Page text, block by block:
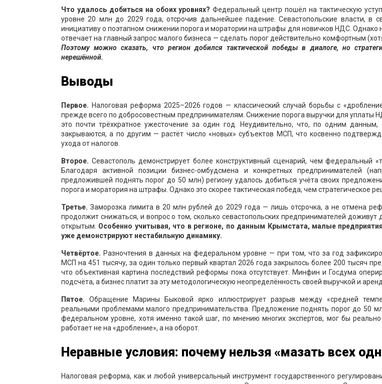
Что удалось добиться на обоих уровнях? Федеральный центр пошёл на тактическую
уровне 20 млн до 2029 года, отсрочив дальнейшее падение. Севастопольские власти, в
инициативу о поэтапном снижении порога и моратории на штрафы для новичков НДС. Однако
отвечает на главный запрос малого бизнеса — сделать порог действительно комфортным
Поэтому можно сказать, что регион добился тактической победы в диалоге, но
нерешённой.
Выводы
Первое. Налоговая реформа 2025–2026 годов — классический случай борьбы с
прежде всего по добросовестным предпринимателям. Снижение порога выручки для уплаты
это почти трёхкратное ужесточение за один год. Неудивительно, что, по одним данным,
закрываются, а по другим — растёт число «новых» субъектов МСП, что косвенно
ухода от налогов.
Второе. Севастополь демонстрирует более конструктивный сценарий, чем федеральный
Благодаря активной позиции бизнес-омбудсмена и конкретных предпринимателей
предложившей поднять порог до 50 млн) региону удалось добиться учёта своих
порога и моратория на штрафы. Однако это скорее тактическая победа, чем стратегическое
Третье. Заморозка лимита в 20 млн рублей до 2029 года — лишь отсрочка, а не отмена
продолжит снижаться, и вопрос о том, сколько севастопольских предпринимателей доживут
открытым. Особенно учитывая, что в регионе, по данным Крымстата, малые
уже демонстрируют нестабильную динамику.
Четвёртое. Разночтения в данных на федеральном уровне — при том, что за год
МСП на 451 тысячу, за один только первый квартал 2026 года закрылось более 200 тысяч
что объективная картина последствий реформы пока отсутствует. Минфин и Госдума
подсчёта, а бизнес платит за эту методологическую неопределённость своей выручкой и
Пятое. Обращение Марины Быковой ярко иллюстрирует разрыв между «средней
реальными проблемами малого предпринимательства. Предложение поднять порог до 50
федеральном уровне, хотя именно такой шаг, по мнению многих экспертов, мог бы
работает не на «дробление», а на оборот.
Неравные условия: почему нельзя «мазать всех
Налоговая реформа, как и любой универсальный инструмент государственного